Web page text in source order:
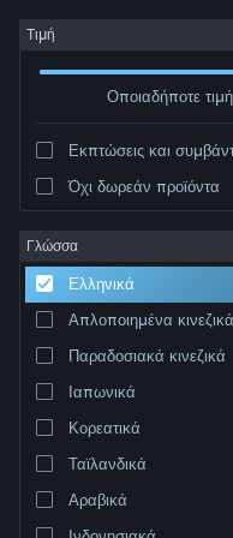
Σύνδεση
Κατάστημα
Σχετικά
Υποστήριξη
Αλλαγή γλώσσας
Προβολή ιστοσελίδας για
Τιμή
Οποιαδήποτε τιμή
Εκπτώσεις και
Όχι δωρεάν προϊόντα
Γλώσσα
Ελληνικά
Απλοποιημένα κινεζικά
Παραδοσιακά κινεζικά
Ιαπωνικά
Κορεατικά
Ταϊλανδικά
Αραβικά
Εκδότης: Horrendous Games
Ταξινόμηση ανά
0 αποτελέσματα ταιριάζουν με
αποτελέσματα αποκλείστηκαν